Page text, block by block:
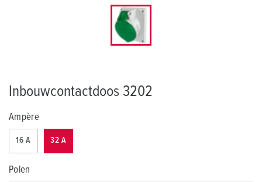
Inbouwcontactdoos 3202
Ampère
16 A 32 A
Polen